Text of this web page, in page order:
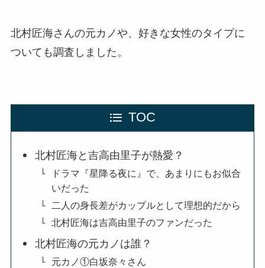
北村匠海さんの元カノや、好きな女性のタイプに
ついても調査しました。
TOC
北村匠海と吉高由里子が熱愛？
ドラマ『星降る夜に』で、あまりにもお似合
いだった
二人の身長差がカップルとして理想的だから
北村匠海は吉高由里子のファンだった
北村匠海の元カノは誰？
元カノ①白坂奈々さん